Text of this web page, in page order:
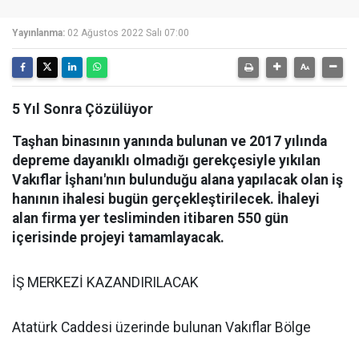
Yayınlanma: 02 Ağustos 2022 Salı 07:00
5 Yıl Sonra Çözülüyor
Taşhan binasının yanında bulunan ve 2017 yılında
depreme dayanıklı olmadığı gerekçesiyle yıkılan
Vakıflar İşhanı'nın bulunduğu alana yapılacak olan iş
hanının ihalesi bugün gerçekleştirilecek. İhaleyi
alan firma yer tesliminden itibaren 550 gün
içerisinde projeyi tamamlayacak.
İŞ MERKEZİ KAZANDIRILACAK
Atatürk Caddesi üzerinde bulunan Vakıflar Bölge